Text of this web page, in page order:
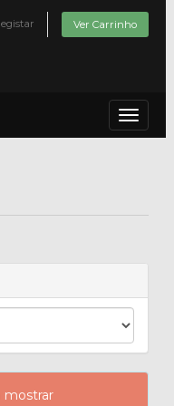
Ver Carrinho
Toggle
mostrar